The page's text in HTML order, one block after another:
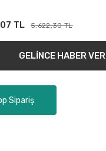
TL 5.622,30 TL
GELİNCE HABER VER
Sipariş